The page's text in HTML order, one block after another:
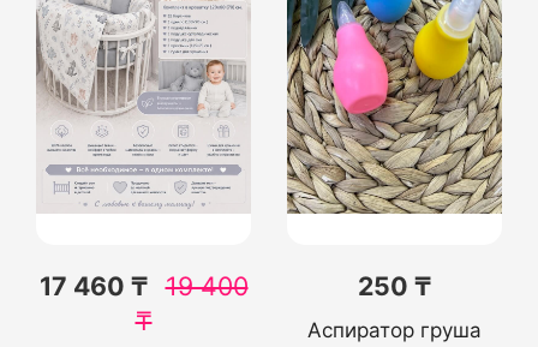
17 460 ₸ 19 400
₸
250 ₸
Аспиратор груша